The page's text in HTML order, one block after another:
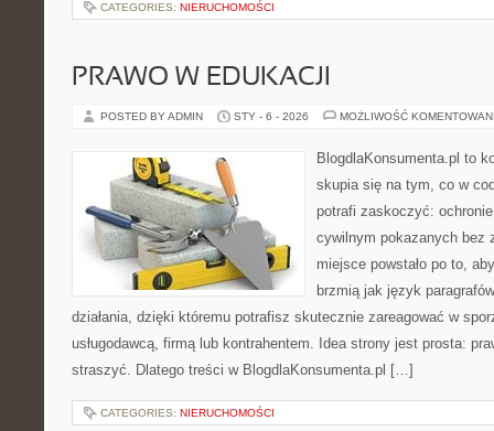
CATEGORIES: NIERUCHOMOŚCI
PRAWO W EDUKACJI
POSTED BY ADMIN STY - 6 - 2026 MOŻLIWOŚĆ
BlogdlaKonsumenta.pl to
skupia się na tym, co w
potrafi zaskoczyć:
cywilnym pokazanych bez
miejsce powstało po to,
brzmią jak język
działania, dzięki któremu potrafisz skutecznie zareagować w
usługodawcą, firmą lub kontrahentem. Idea strony jest prosta:
straszyć. Dlatego treści w BlogdlaKonsumenta.pl […]
CATEGORIES: NIERUCHOMOŚCI